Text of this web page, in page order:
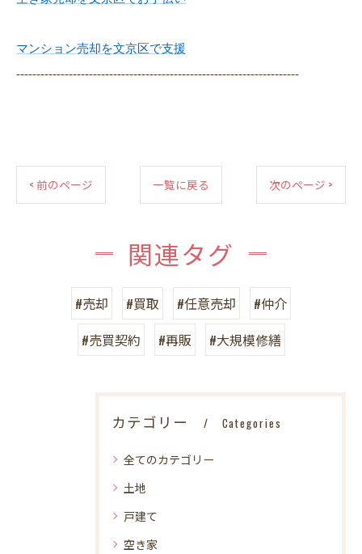
マンション売却を文京区で支援
----------------------------------------------------------------------
< 前のページ 一覧に戻る 次のページ >
関連タグ
#売却 #買取 #任意売却
#仲介
#売買契約
#再販 #大規模修繕
カテゴリー Categories
全てのカテゴリー
土地
戸建て
空き家